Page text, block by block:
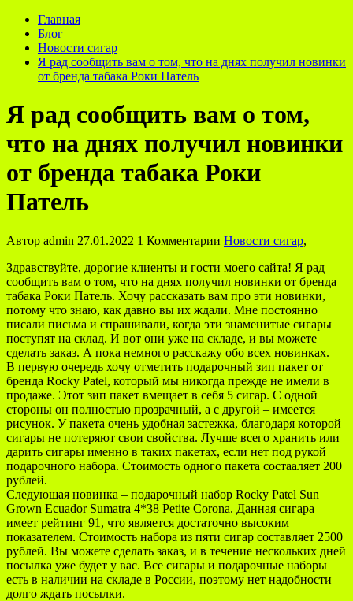
Главная
Блог
Новости сигар
Я рад сообщить вам о том, что на днях получил новинки
от бренда табака Роки Патель
Я рад сообщить вам о том,
что на днях получил новинки
от бренда табака Роки
Патель
Автор admin 27.01.2022 1 Комментарии Новости сигар,
Здравствуйте, дорогие клиенты и гости моего сайта! Я рад
сообщить вам о том, что на днях получил новинки от бренда
табака Роки Патель. Хочу рассказать вам про эти новинки,
потому что знаю, как давно вы их ждали. Мне постоянно
писали письма и спрашивали, когда эти знаменитые сигары
поступят на склад. И вот они уже на складе, и вы можете
сделать заказ. А пока немного расскажу обо всех новинках.
В первую очередь хочу отметить подарочный зип пакет от
бренда Rocky Patel, который мы никогда прежде не имели в
продаже. Этот зип пакет вмещает в себя 5 сигар. С одной
стороны он полностью прозрачный, а с другой – имеется
рисунок. У пакета очень удобная застежка, благодаря которой
сигары не потеряют свои свойства. Лучше всего хранить или
дарить сигары именно в таких пакетах, если нет под рукой
подарочного набора. Стоимость одного пакета состааляет 200
рублей.
Следующая новинка – подарочный набор Rocky Patel Sun
Grown Ecuador Sumatra 4*38 Petite Corona. Данная сигара
имеет рейтинг 91, что является достаточно высоким
показателем. Стоимость набора из пяти сигар составляет 2500
рублей. Вы можете сделать заказ, и в течение нескольких дней
посылка уже будет у вас. Все сигары и подарочные наборы
есть в наличии на складе в России, поэтому нет надобности
долго ждать посылки.